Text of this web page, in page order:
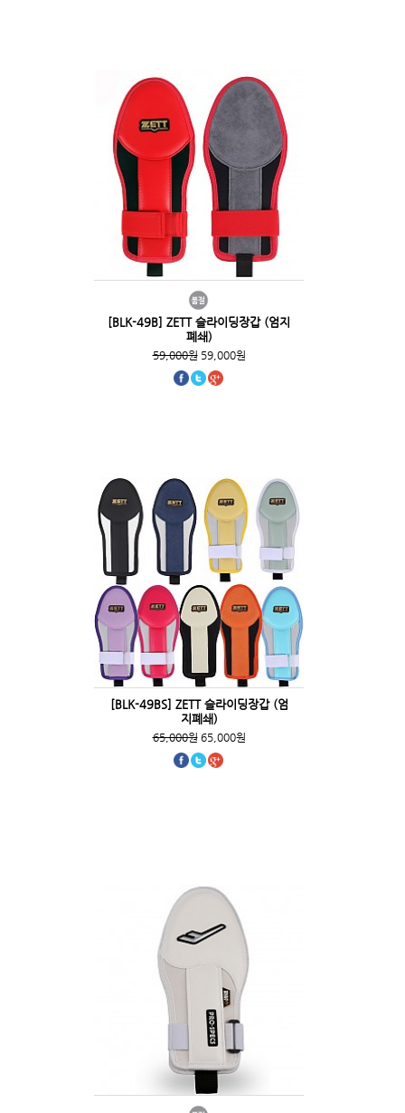
[BLK-49B] ZETT 슬라이딩장갑 (엄지
폐쇄)
59,000원59,000원
[BLK-49BS] ZETT 슬라이딩장갑 (엄
지폐쇄)
65,000원65,000원